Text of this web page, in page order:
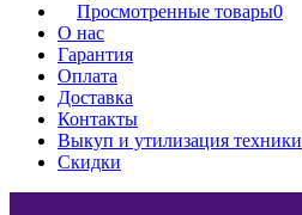
Просмотренные товары0
О нас
Гарантия
Оплата
Доставка
Контакты
Выкуп и утилизация техники
Скидки